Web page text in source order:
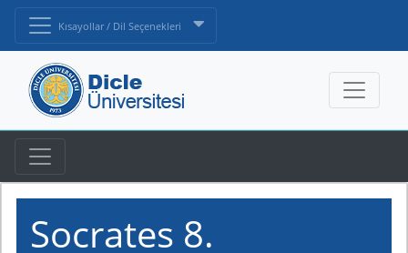
Kısayollar / Dil Seçenekleri
Socrates 8.